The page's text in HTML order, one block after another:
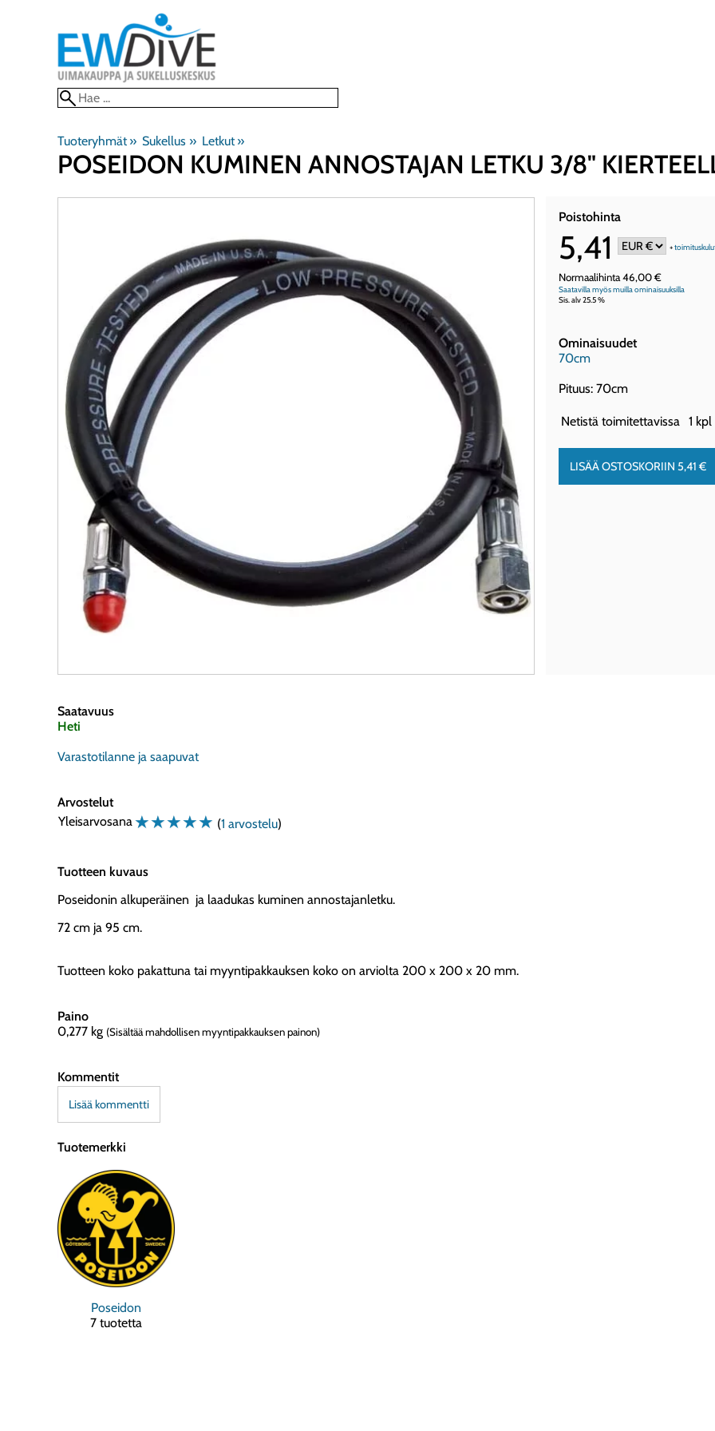
Tuoteryhmät ‪» Sukellus ‪» Letkut ‪»
POSEIDON KUMINEN ANNOSTAJAN LETKU 3/8"
Poistohinta
5,41 +
Normaalihinta 46,00 €
Saatavilla myös muilla ominaisuuksilla
Sis. alv 25.5 %
Ominaisuudet
70cm
Pituus: 70cm
Netistä toimitettavissa 1
Saatavuus
Heti
Varastotilanne ja saapuvat
Arvostelut
Yleisarvosana☆☆☆☆☆ (1 arvostelu)
Tuotteen kuvaus
Poseidonin alkuperäinen ja laadukas kuminen annostajanletku.
72 cm ja 95 cm.
Tuotteen koko pakattuna tai myyntipakkauksen koko on arviolta 200 x 200 x 20 mm.
Paino
0,277 kg (Sisältää mahdollisen myyntipakkauksen painon)
Kommentit
Lisää kommentti
Tuotemerkki
Poseidon
7 tuotetta